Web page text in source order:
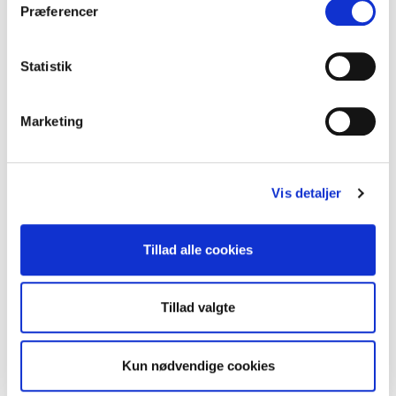
Præferencer
Statistik
Marketing
Vis detaljer
Tillad alle cookies
Tillad valgte
Kun nødvendige cookies
Nogle mente at politiet gjorde det langt bedre en Distortions
’s brug af Twitter
langt overgår @cphdistortion’s robotagtige formidling.
Ud over twitter har der også været meget omtale af Distortion i
andre danske online og sociale medier: